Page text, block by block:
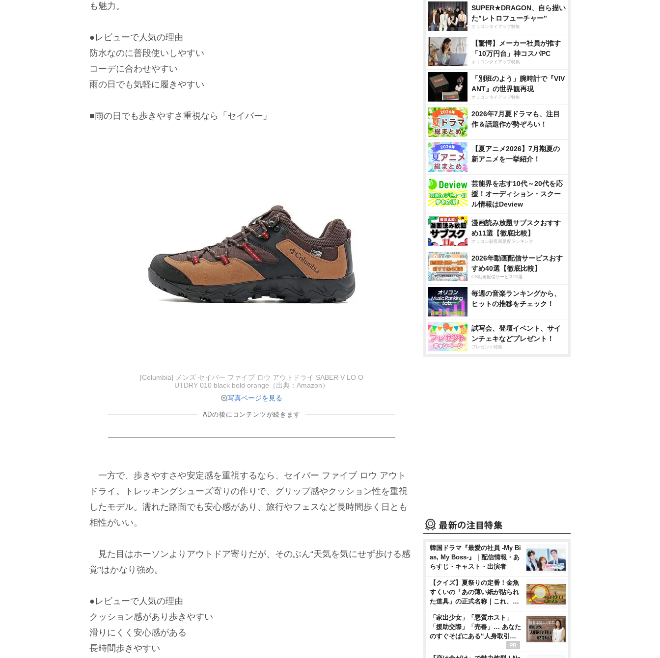
も魅力。
●レビューで人気の理由
防水なのに普段使いしやすい
コーデに合わせやすい
雨の日でも気軽に履きやすい
■雨の日でも歩きやすさ重視なら「セイバー」
[Columbia] メンズ セイバー ファイブ ロウ アウトドライ SABER V LO O
UTDRY 010 black bold orange（出典：Amazon）
写真ページを見る
ADの後にコンテンツが続きます
一方で、歩きやすさや安定感を重視するなら、セイバー ファイブ ロウ アウト
ドライ。トレッキングシューズ寄りの作りで、グリップ感やクッション性を重視
したモデル。濡れた路面でも安心感があり、旅行やフェスなど長時間歩く日とも
相性がいい。
見た目はホーソンよりアウトドア寄りだが、そのぶん“天気を気にせず歩ける感
覚”はかなり強め。
●レビューで人気の理由
クッション感があり歩きやすい
滑りにくく安心感がある
長時間歩きやすい
SUPER★DRAGON、自ら描い
た”レトロフューチャー”
オリコンタイアップ特集
【驚愕】メーカー社員が推す
「10万円台」神コスパPC
オリコンタイアップ特集
「別班のよう」腕時計で『VIV
ANT』の世界観再現
オリコンタイアップ特集
2026年7月夏ドラマも、注目
作＆話題作が勢ぞろい！
【夏アニメ2026】7月期夏の
新アニメを一挙紹介！
芸能界を志す10代～20代を応
援！オーディション・スクー
ル情報はDeview
漫画読み放題サブスクおすす
め11選【徹底比較】
オリコン顧客満足度ランキング
2026年動画配信サービスおす
すめ40選【徹底比較】
CS動画配信サービス20選
毎週の音楽ランキングから、
ヒットの推移をチェック！
試写会、登壇イベント、サイ
ンチェキなどプレゼント！
プレゼント特集
韓国ドラマ『最愛の社員 -My Bi
as, My Boss-』｜配信情報・あ
らすじ・キャスト・出演者
【クイズ】夏祭りの定番！金魚
すくいの「あの薄い紙が貼られ
た道具」の正式名称｜これ、…
「家出少女」「悪質ホスト」
「援助交際」「売春」… あなた
のすぐそばにある“人身取引…